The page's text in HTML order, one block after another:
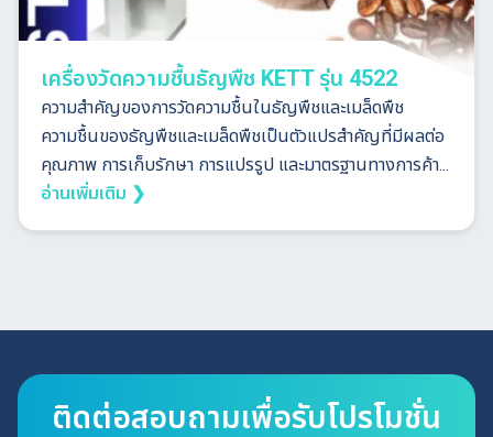
เครื่องวัดความชื้นธัญพืช KETT รุ่น 4522
ความสำคัญของการวัดความชื้นในธัญพืชและเมล็ดพืช
ความชื้นของธัญพืชและเมล็ดพืชเป็นตัวแปรสำคัญที่มีผลต่อ
คุณภาพ การเก็บรักษา การแปรรูป และมาตรฐานทางการค้า...
อ่านเพิ่มเติม ❯
ติดต่อสอบถามเพื่อรับโปรโมชั่น